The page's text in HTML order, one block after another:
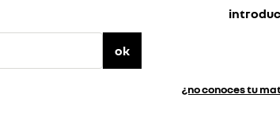
ok
¿no conoces tu